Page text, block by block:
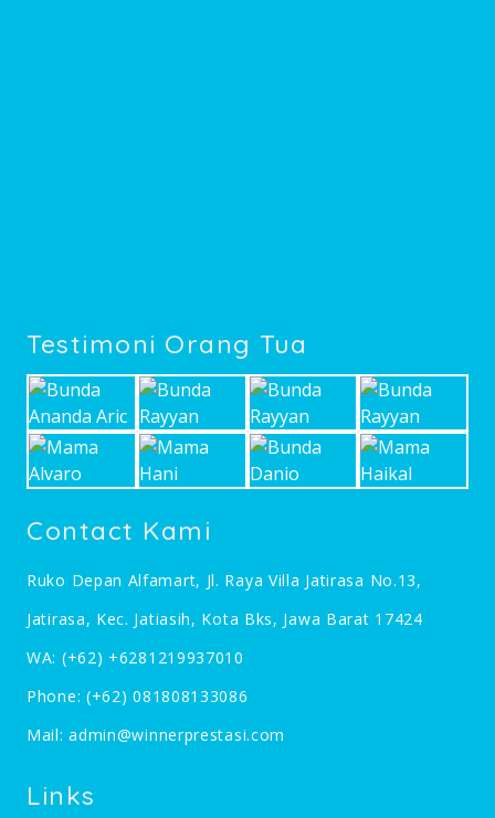
Testimoni Orang Tua
Contact Kami
Ruko Depan Alfamart, Jl. Raya Villa Jatirasa No.13,
Jatirasa, Kec. Jatiasih, Kota Bks, Jawa Barat 17424
WA: (+62) +6281219937010
Phone: (+62) 081808133086
Mail:admin@winnerprestasi.com
Links